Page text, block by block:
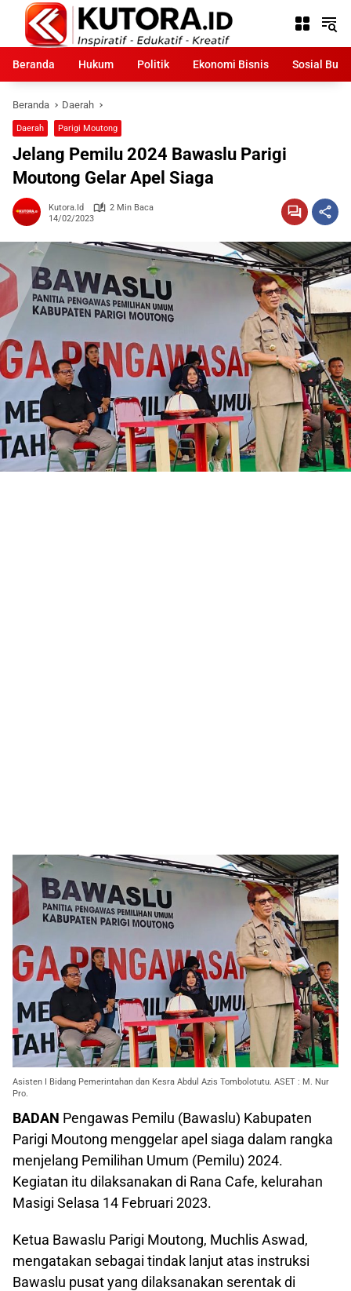
Langsung
konten
Beranda
Hukum Politik Ekonomi Bisnis Sosial
Beranda Daerah
Daerah Parigi Moutong
Jelang Pemilu 2024 Bawaslu Parigi
Moutong Gelar Apel Siaga
Kutora.id
2 Min Baca
14/02/2023
Asisten I Bidang Pemerintahan dan Kesra Abdul Azis Tombolotutu. ASET : M. Nur
Pro.
BADAN Pengawas Pemilu (Bawaslu) Kabupaten
Parigi Moutong menggelar apel siaga dalam rangka
menjelang Pemilihan Umum (Pemilu) 2024.
Kegiatan itu dilaksanakan di Rana Cafe, kelurahan
Masigi Selasa 14 Februari 2023.
Ketua Bawaslu Parigi Moutong, Muchlis Aswad,
mengatakan sebagai tindak lanjut atas instruksi
Bawaslu pusat yang dilaksanakan serentak di